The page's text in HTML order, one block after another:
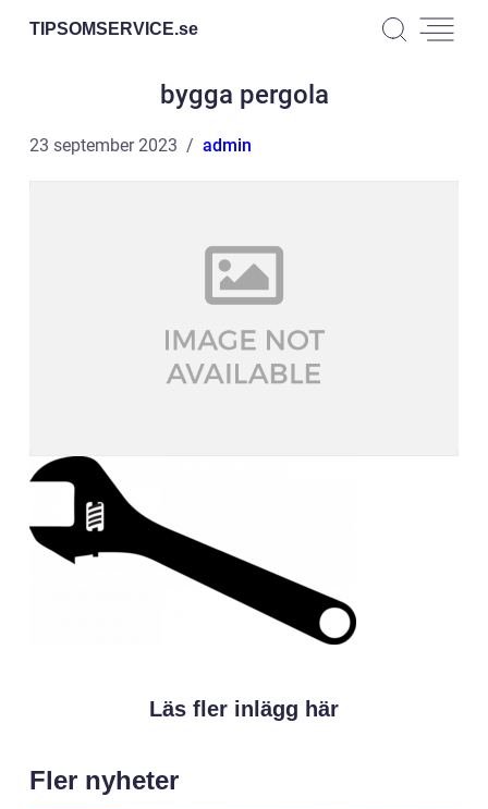
TIPSOMSERVICE.se
bygga pergola
23 september 2023 admin
Läs fler inlägg här
Fler nyheter